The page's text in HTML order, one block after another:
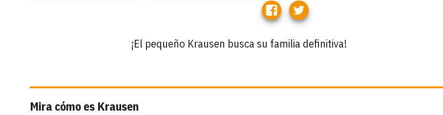
¡El pequeño Krausen busca su familia definitiva!
Mira cómo es Krausen